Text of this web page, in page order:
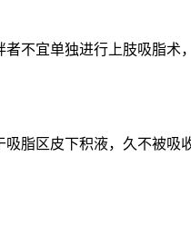
不宜单独进行上肢吸脂
脂区皮下积液，久不被吸